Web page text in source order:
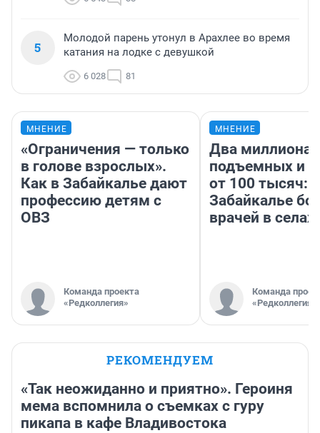
5
Молодой парень утонул в Арахлее во время
катания на лодке с девушкой
6 028 81
МНЕНИЕ
«Ограничения — только
в голове взрослых».
Как в Забайкалье дают
профессию детям с
ОВЗ
Команда проекта
«Редколлегия»
МНЕНИЕ
Два миллиона
подъемных и
от 100 тысяч:
Забайкалье
врачей в селах
Команда
«Редколлегия»
РЕКОМЕНДУЕМ
«Так неожиданно и приятно». Героиня
мема вспомнила о съемках с гуру
пикапа в кафе Владивостока